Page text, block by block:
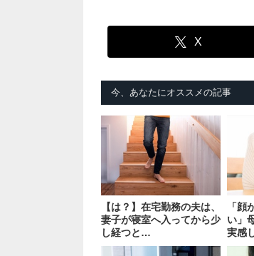
X
今、あなたにオススメの記事
【は？】在宅勤務の夫は、
妻子が寝室へ入ってから少
し経つと…
「顔
い」
実感